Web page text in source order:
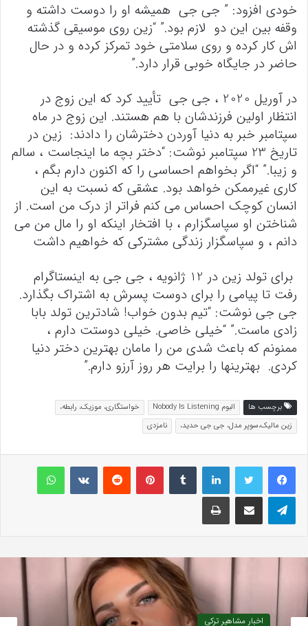
خودی افزود: ” جی جی همیشه او را دوست داشته و
وقفه بین این دو لازم بود.” “زین روی موسیقی گذشته
اش کار کرده و روی سلامتی خود تمرکز کرده و در حال
حاضر در جایگاه خوبی قرار دارد.”
در آوریل 2020 ، جی جی تأیید کرد که این زوج در
انتظار اولین فرزندشان با هم هستند. این زوج در ماه
سپتامبر خبر به دنیا آوردن دخترشان را دادند: زین در
تاریخ 23 سپتامبر نوشت: “دختر بچه ما اینجاست ، سالم
و زیبا.” “اگر بخواهم احساسی را که اکنون دارم بگم ،
کاری غیرممکن خواهد بود. عشقی که نسبت به این
انسان کوچک احساس می کنم فراتر از درک من است. از
شناختن او سپاسگزارم ، با افتخار اینکه او را مال من می
دانم ، و سپاسگزار زندگی مشترکی که خواهیم داشت
برای تولد زین در 12 ژانویه ، جی جی به اینستاگرام
رفت تا پیامی را برای دوست پسرش به اشتراک بگذارد.
جی جی نوشت: “تیم بدون خواب! شادترین تولد بابا
زادی ماست.” “خیلی خاصی. خیلی دوستت دارم ،
ممنونم که باعث شدی من را مامان بهترین دختر دنیا
کردی. بهترینها را برایت هر روز آرزو دارم.”
برچسب ها البوم Nobody Is Listening
خواستگاری، موزیک، رابطه،
زین مالیک،سوپر مدل، جی جی حدید،
نامزدی
لینکداینتامبلر پینتریستReddit
VKontakteواتس آپ
تلگرام اشتراک گذاری با ایمیل چاپ
اخبار مشاهیر ترکی